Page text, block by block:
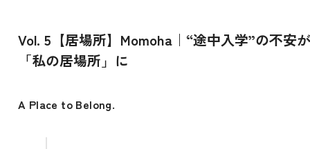
Vol. 5【居場所】Momoha｜“途中入学”の不安が
「私の居場所」に
A Place to Belong.